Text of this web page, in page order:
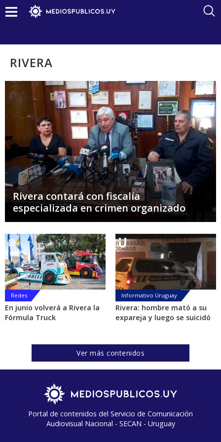
RIVERA
Rivera contará con fiscalía
especializada en crimen organizado
Redes
En junio volverá a Rivera la
Fórmula Truck
Informativo Uruguay
Rivera: hombre mató a su
expareja y luego se suicidó
Ver más contenidos
Portal de contenidos del Servicio de Comunicación
Audiovisual Nacional - SECAN - Uruguay